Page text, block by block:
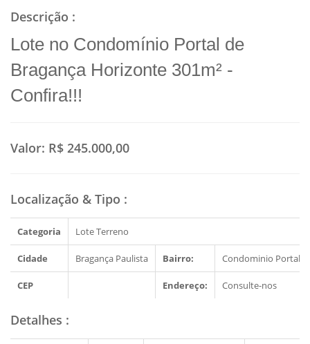
Descrição :
Lote no Condomínio Portal de
Bragança Horizonte 301m² -
Confira!!!
Valor: R$ 245.000,00
Localização & Tipo :
Categoria Lote Terreno
Cidade Bragança Paulista Bairro: Condominio Portal
CEP Endereço: Consulte-nos
Detalhes :